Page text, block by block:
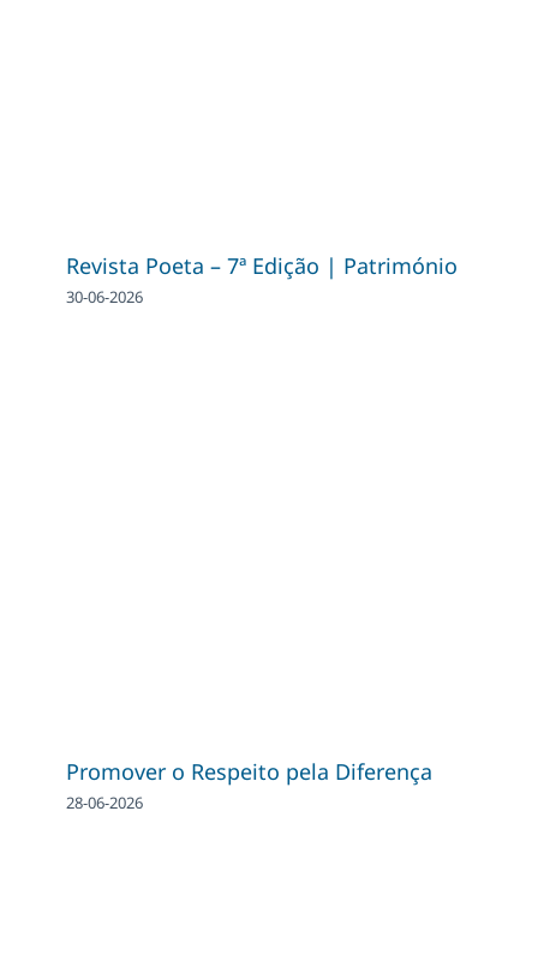
Revista Poeta – 7ª Edição | Património
30-06-2026
Promover o Respeito pela Diferença
28-06-2026